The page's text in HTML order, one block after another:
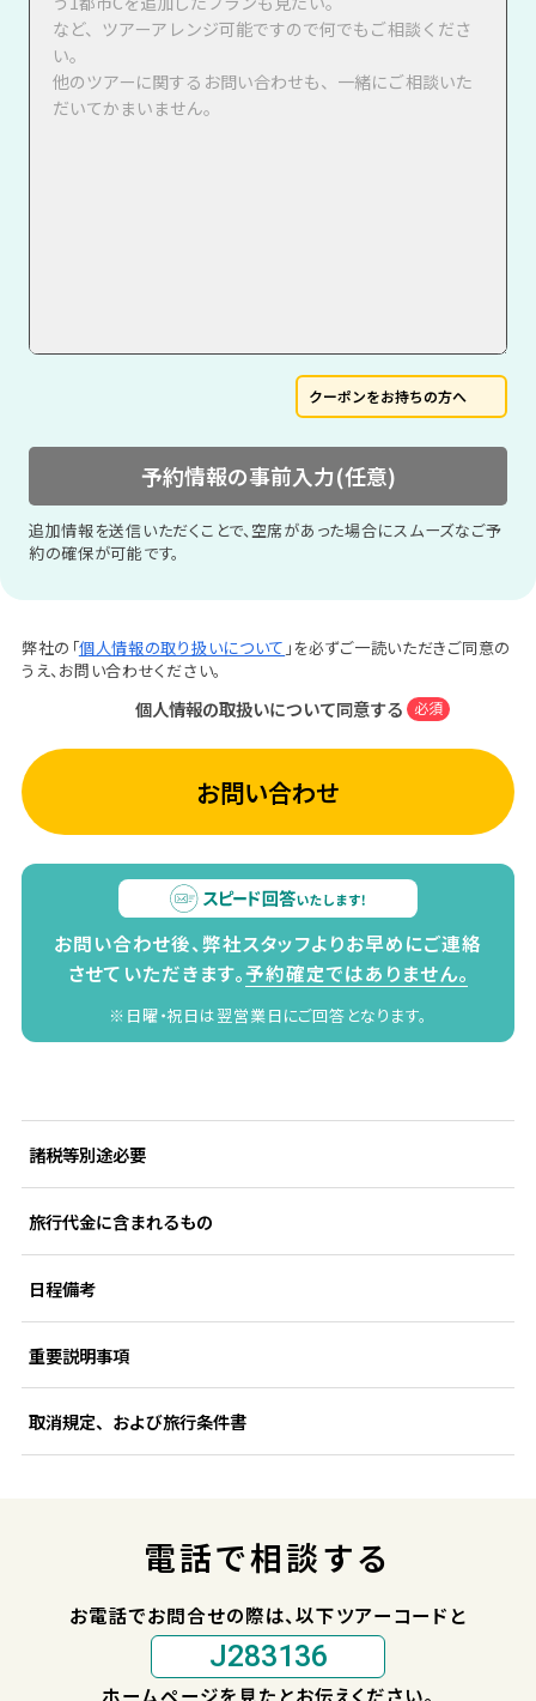
クーポンをお持ちの方へ
予約情報の事前入力(任意)
追加情報を送信いただくことで、空席があった場合にスムーズなご予
約の確保が可能です。
弊社の「個人情報の取り扱いについて 」を必ずご一読いただきご同意の
うえ、お問い合わせください。
個人情報の取扱いについて同意する 必須
お問い合わせ
お問い合わせ後、弊社スタッフよりお早めにご連絡
させていただきます。予約確定ではありません。
※日曜・祝日は翌営業日にご回答となります。
諸税等別途必要
旅行代金に含まれるもの
日程備考
重要説明事項
取消規定、および旅行条件書
電話で相談する
お電話でお問合せの際は、以下ツアーコードと
J283136
ホームページを見たとお伝えください。